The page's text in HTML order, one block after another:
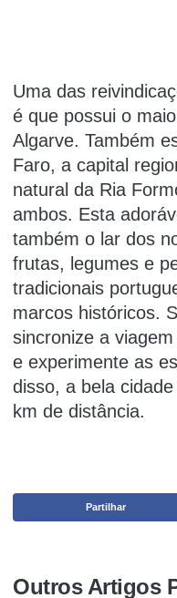
Uma das
é que possui o
Algarve. Também
Faro, a capital
natural da Ria
ambos. Esta
também o lar dos
frutas, legumes e
tradicionais
marcos históricos.
sincronize a
e experimente as
disso, a bela
km de distância.
Partilhar
Outros Artigos